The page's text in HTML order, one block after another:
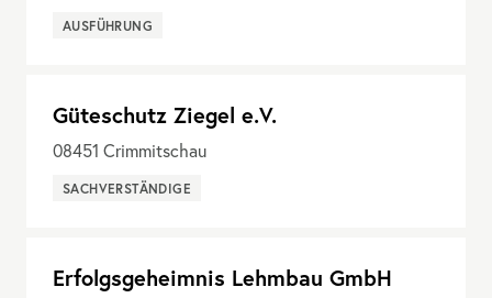
AUSFÜHRUNG
Güteschutz Ziegel e.V.
08451 Crimmitschau
SACHVERSTÄNDIGE
Erfolgsgeheimnis Lehmbau GmbH